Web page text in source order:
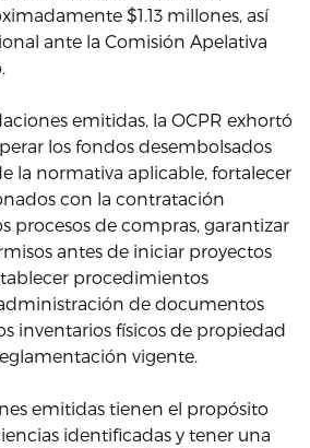
$1.13 millones, así
ante la Comisión Apelativa
emitidas, la OCPR exhortó
los fondos desembolsados
la normativa aplicable, fortalecer
con la contratación
procesos de compras, garantizar
antes de iniciar proyectos
procedimientos
de documentos
inventarios físicos de propiedad
vigente.
emitidas tienen el propósito
identificadas y tener una